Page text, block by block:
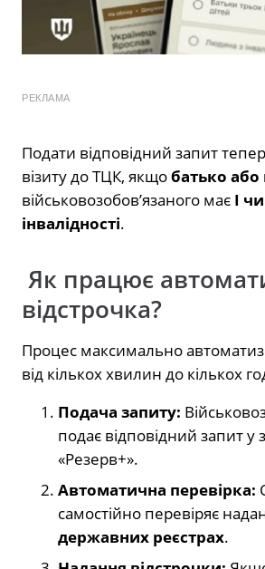
РЕКЛАМА
Подати відповідний запит
візиту до ТЦК, якщобатько або
військовозобов’язаного має I
інвалідності.
Як працює
відстрочка?
Процес максимально
від кількох хвилин до кількох
Подача запиту:
подає відповідний запит у
«Резерв+».
Автоматична перевірка:
самостійно перевіряє
державних реєстрах.